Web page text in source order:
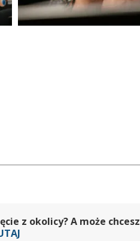
z okolicy? A może chcesz